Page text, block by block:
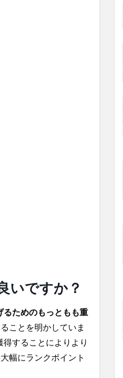
いですか？
るためのもっともも重
ことを明かしていま
することによりより
幅にランクポイント